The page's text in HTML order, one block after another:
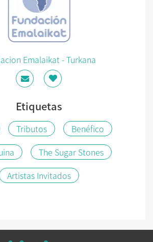
Emalaikat - Turkana
Etiquetas
Tributos
Benéfico
The Sugar Stones
Artistas Invitados